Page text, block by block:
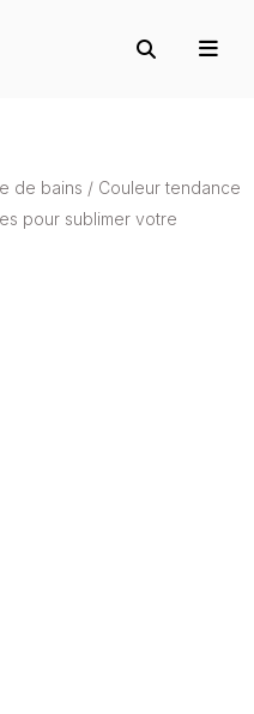
de bains / Couleur tendance
pour sublimer votre